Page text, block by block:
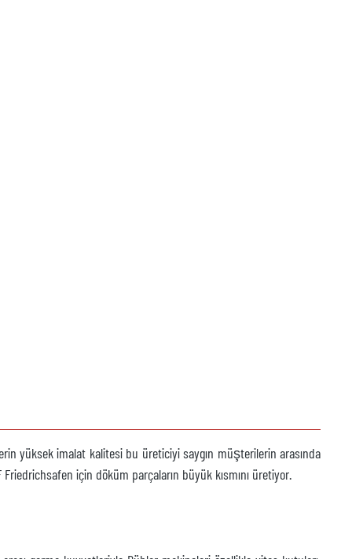
yüksek imalat kalitesi bu üreticiyi saygın müşterilerin arasında
için döküm parçaların büyük kısmını üretiyor.